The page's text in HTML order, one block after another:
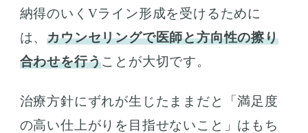
納得のいくVライン形成を受けるために
は、カウンセリングで医師と方向性の擦り
合わせを行うことが大切です。
治療方針にずれが生じたままだと「満足度
の高い仕上がりを目指せないこと」はもち